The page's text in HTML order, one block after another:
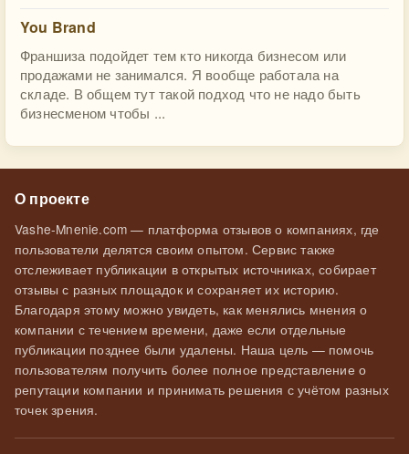
You Brand
Франшиза подойдет тем кто никогда бизнесом или
продажами не занимался. Я вообще работала на
складе. В общем тут такой подход что не надо быть
бизнесменом чтобы ...
О проекте
Vashe-Mnenie.com — платформа отзывов о компаниях, где
пользователи делятся своим опытом. Сервис также
отслеживает публикации в открытых источниках, собирает
отзывы с разных площадок и сохраняет их историю.
Благодаря этому можно увидеть, как менялись мнения о
компании с течением времени, даже если отдельные
публикации позднее были удалены. Наша цель — помочь
пользователям получить более полное представление о
репутации компании и принимать решения с учётом разных
точек зрения.